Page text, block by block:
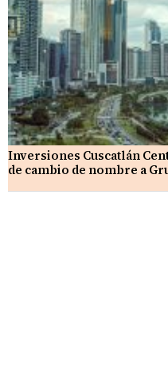
Inversiones Cuscatlán
de cambio de nombre a